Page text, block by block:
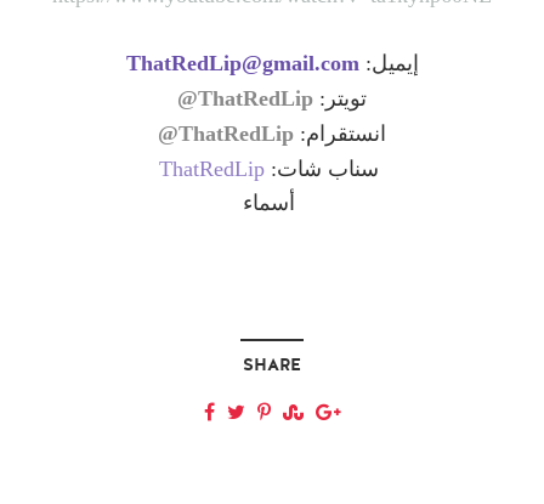
إيميل:ThatRedLip@gmail.com
تويتر: ThatRedLip@
انستقرام: ThatRedLip@
سناب شات: ThatRedLip
أسماء
SHARE